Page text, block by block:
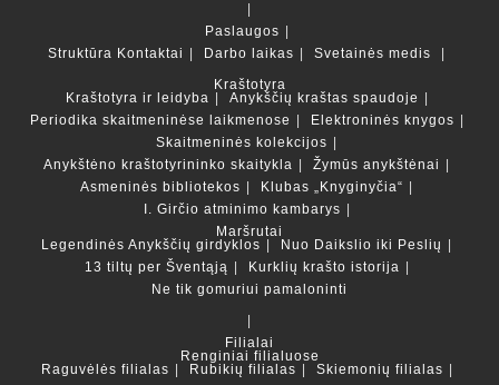
Paslaugos
Struktūra Kontaktai Darbo laikas
Svetainės medis
Kraštotyra
Kraštotyra ir leidyba
Anykščių kraštas spaudoje
Periodika skaitmeninėse laikmenose
Elektroninės knygos
Skaitmeninės kolekcijos
Anykštėno kraštotyrininko skaitykla
Žymūs anykštėnai
Asmeninės bibliotekos
Klubas „Knyginyčia“
I. Girčio atminimo kambarys
Maršrutai
Legendinės Anykščių girdyklos
Nuo Daikslio iki Peslių
13 tiltų per Šventąją
Kurklių krašto istorija
Ne tik gomuriui pamaloninti
Filialai
Renginiai filialuose
Raguvėlės filialas
Rubikių filialas
Skiemonių filialas